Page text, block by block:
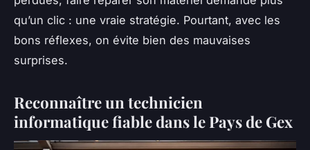
qu’un clic : une vraie stratégie. Pourtant, avec les
bons réflexes, on évite bien des mauvaises
surprises.
Reconnaître un technicien
informatique fiable dans le Pays de Gex